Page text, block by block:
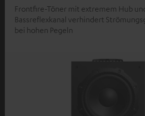
Frontfire-Töner mit extremem Hub
Bassreflexkanal verhindert
bei hohen Pegeln